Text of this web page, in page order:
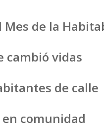
Mes de la
cambió vidas
de calle
comunidad